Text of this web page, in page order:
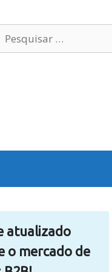
por:
atualizado
o mercado de